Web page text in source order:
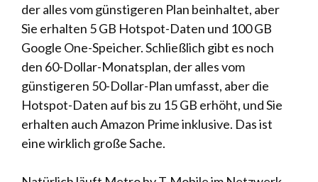
der alles vom günstigeren Plan beinhaltet, aber
Sie erhalten 5 GB Hotspot-Daten und 100 GB
Google One-Speicher. Schließlich gibt es noch
den 60-Dollar-Monatsplan, der alles vom
günstigeren 50-Dollar-Plan umfasst, aber die
Hotspot-Daten auf bis zu 15 GB erhöht, und Sie
erhalten auch Amazon Prime inklusive. Das ist
eine wirklich große Sache.